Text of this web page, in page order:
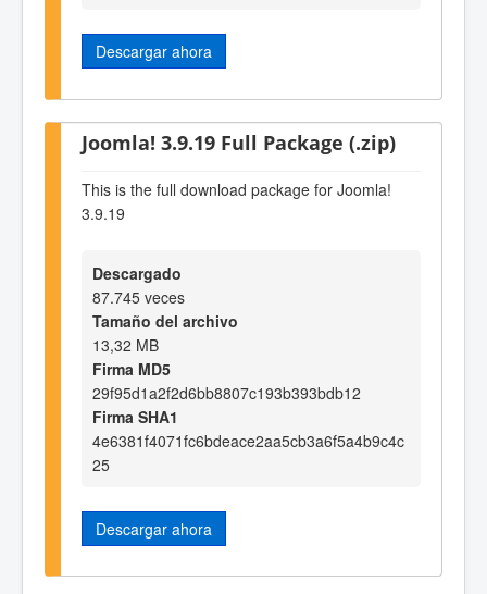
Descargar ahora
Joomla! 3.9.19 Full Package (.zip)
This is the full download package for Joomla!
3.9.19
Descargado
87.745 veces
Tamaño del archivo
13,32 MB
Firma MD5
29f95d1a2f2d6bb8807c193b393bdb12
Firma SHA1
4e6381f4071fc6bdeace2aa5cb3a6f5a4b9c4c
25
Descargar ahora